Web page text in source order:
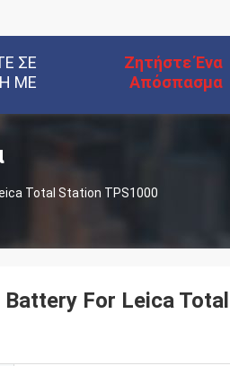
ΣΕ
ΜΕ
Ζητήστε Ένα
Απόσπασμα
Total Station TPS1000
For Leica Total